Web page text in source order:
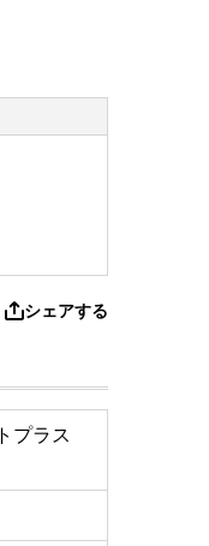
シェアする
プラス